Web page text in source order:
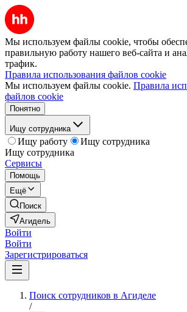
Мы используем файлы cookie, чтобы
правильную работу нашего веб-сайта и
трафик.
Правила использования файлов cookie
Мы используем файлы cookie. Правила
файлов cookie
Понятно
Ищу сотрудника
Ищу работу
Ищу сотрудника
Ищу сотрудника
Сервисы
Помощь
Ещё
Поиск
Агидель
Войти
Войти
Зарегистрироваться
Поиск сотрудников в Агиделе
/